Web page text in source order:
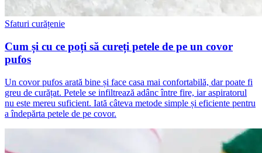
Sfaturi curățenie
Cum și cu ce poți să cureți petele de pe un covor
pufos
Un covor pufos arată bine și face casa mai confortabilă, dar poate fi
greu de curățat. Petele se infiltrează adânc între fire, iar aspiratorul
nu este mereu suficient. Iată câteva metode simple și eficiente pentru
a îndepărta petele de pe covor.